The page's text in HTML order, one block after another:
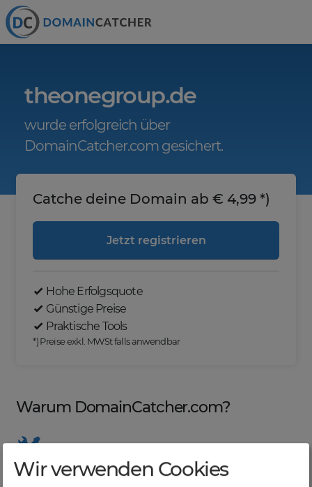
theonegroup.de
wurde erfolgreich über
DomainCatcher.com gesichert.
Warum DomainCatcher.com?
Nützliche Tools
Catche deine Domain ab € 4,99 *)
Jetzt registrieren
Hohe Erfolgsquote
Günstige Preise
Praktische Tools
*) Preise exkl. MWSt falls anwendbar
Wir verwenden Cookies